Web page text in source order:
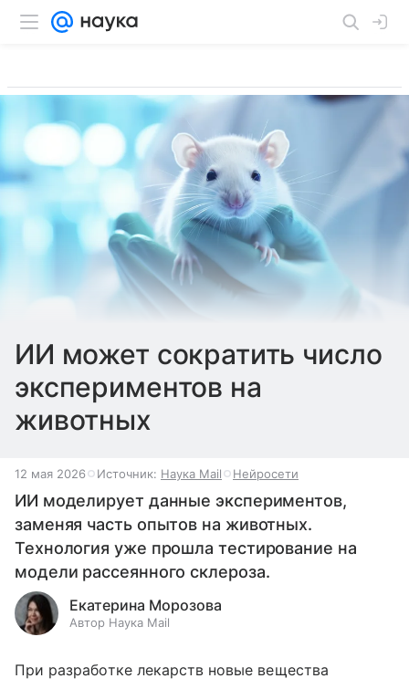
ИИ может сократить число
экспериментов на
животных
12 мая 2026 Источник: Наука Mail Нейросети
ИИ моделирует данные экспериментов,
заменяя часть опытов на животных.
Технология уже прошла тестирование на
модели рассеянного склероза.
Екатерина Морозова
Автор Наука Mail
При разработке лекарств новые вещества